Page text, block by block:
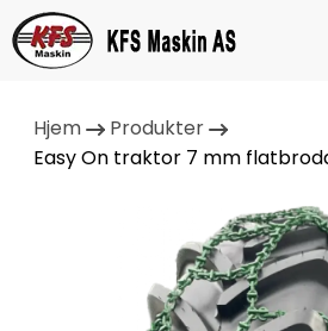
Hjem
Produkter
Easy On traktor 7 mm